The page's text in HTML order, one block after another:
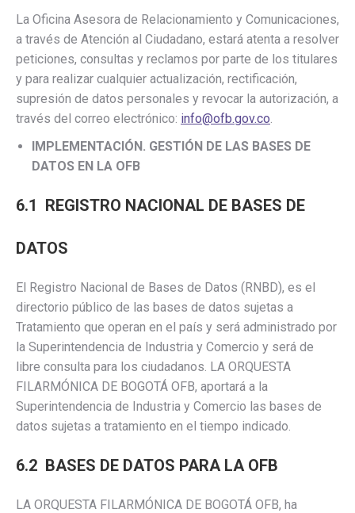
La Oficina Asesora de Relacionamiento y Comunicaciones,
a través de Atención al Ciudadano, estará atenta a resolver
peticiones, consultas y reclamos por parte de los titulares
y para realizar cualquier actualización, rectificación,
supresión de datos personales y revocar la autorización, a
través del correo electrónico: info@ofb.gov.co.
IMPLEMENTACIÓN. GESTIÓN DE LAS BASES DE
DATOS EN LA OFB
6.1 REGISTRO NACIONAL DE BASES DE
DATOS
El Registro Nacional de Bases de Datos (RNBD), es el
directorio público de las bases de datos sujetas a
Tratamiento que operan en el país y será administrado por
la Superintendencia de Industria y Comercio y será de
libre consulta para los ciudadanos. LA ORQUESTA
FILARMÓNICA DE BOGOTÁ OFB, aportará a la
Superintendencia de Industria y Comercio las bases de
datos sujetas a tratamiento en el tiempo indicado.
6.2 BASES DE DATOS PARA LA OFB
LA ORQUESTA FILARMÓNICA DE BOGOTÁ OFB, ha